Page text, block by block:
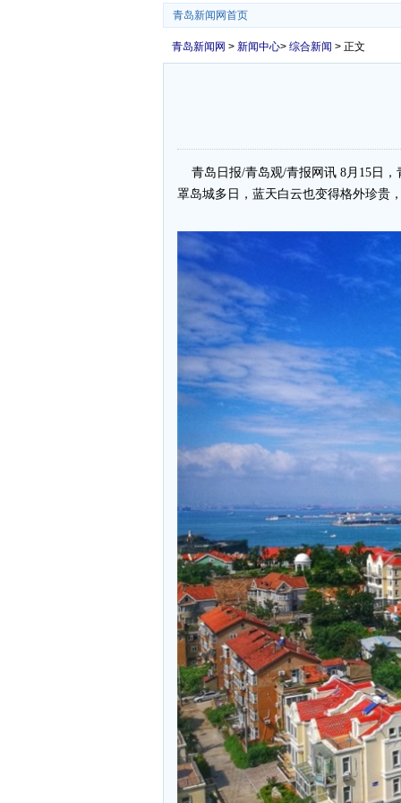
青岛新闻网首页
青岛新闻网 > 新闻中心> 综合新闻 > 正文
青岛日报/青岛观/青报网讯 8月15日，
罩岛城多日，蓝天白云也变得格外珍贵